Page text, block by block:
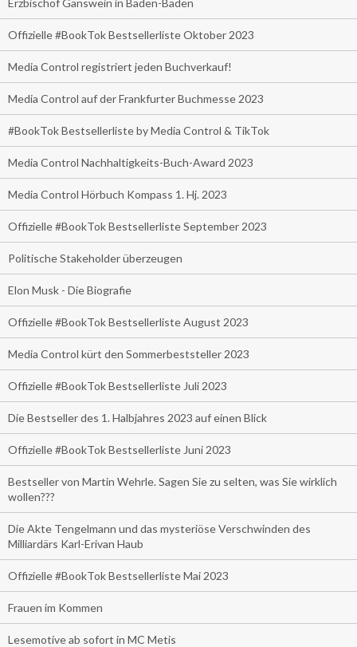
Offizielle #BookTok Bestsellerliste Oktober 2023
Media Control registriert jeden Buchverkauf!
Media Control auf der Frankfurter Buchmesse 2023
#BookTok Bestsellerliste by Media Control & TikTok
Media Control Nachhaltigkeits-Buch-Award 2023
Media Control Hörbuch Kompass 1. Hj. 2023
Offizielle #BookTok Bestsellerliste September 2023
Politische Stakeholder überzeugen
Elon Musk - Die Biografie
Offizielle #BookTok Bestsellerliste August 2023
Media Control kürt den Sommerbeststeller 2023
Offizielle #BookTok Bestsellerliste Juli 2023
Die Bestseller des 1. Halbjahres 2023 auf einen Blick
Offizielle #BookTok Bestsellerliste Juni 2023
Bestseller von Martin Wehrle. Sagen Sie zu selten, was Sie wirklich
wollen???
Die Akte Tengelmann und das mysteriöse Verschwinden des
Milliardärs Karl-Erivan Haub
Offizielle #BookTok Bestsellerliste Mai 2023
Frauen im Kommen
Lesemotive ab sofort in MC Metis